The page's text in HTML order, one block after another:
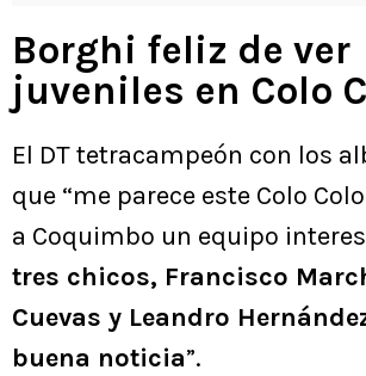
Borghi feliz de ver
juveniles en Colo
El DT tetracampeón con los
que “me parece este Colo
a Coquimbo un equipo
tres chicos, Francisco
Cuevas y Leandro
buena noticia”.